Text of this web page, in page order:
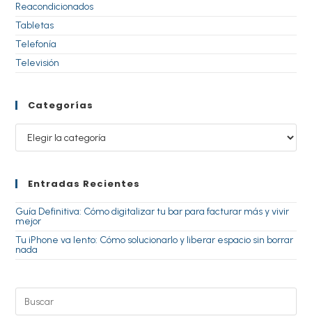
Reacondicionados
Tabletas
Telefonía
Televisión
Categorías
Entradas Recientes
Guía Definitiva: Cómo digitalizar tu bar para facturar más y vivir
mejor
Tu iPhone va lento: Cómo solucionarlo y liberar espacio sin borrar
nada